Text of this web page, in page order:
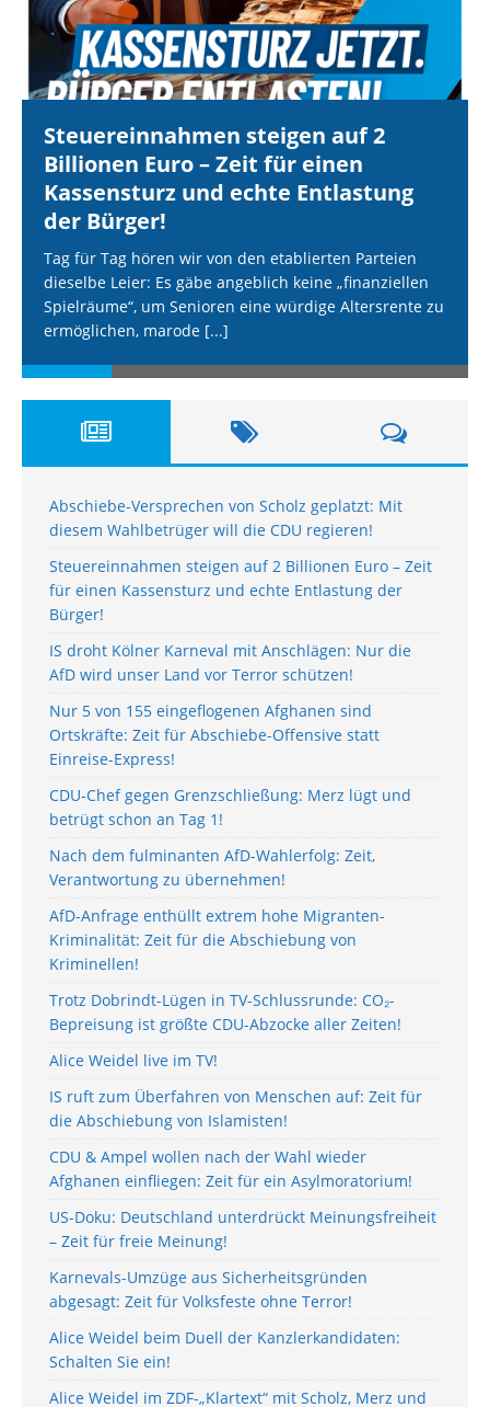
Steuereinnahmen steigen auf 2
Billionen Euro – Zeit für einen
Kassensturz und echte Entlastung
der Bürger!
Tag für Tag hören wir von den etablierten Parteien
dieselbe Leier: Es gäbe angeblich keine „finanziellen
Spielräume“, um Senioren eine würdige Altersrente zu
ermöglichen, marode [...]
Abschiebe-Versprechen von Scholz geplatzt: Mit
diesem Wahlbetrüger will die CDU regieren!
Steuereinnahmen steigen auf 2 Billionen Euro – Zeit
für einen Kassensturz und echte Entlastung der
Bürger!
IS droht Kölner Karneval mit Anschlägen: Nur die
AfD wird unser Land vor Terror schützen!
Nur 5 von 155 eingeflogenen Afghanen sind
Ortskräfte: Zeit für Abschiebe-Offensive statt
Einreise-Express!
CDU-Chef gegen Grenzschließung: Merz lügt und
betrügt schon an Tag 1!
Nach dem fulminanten AfD-Wahlerfolg: Zeit,
Verantwortung zu übernehmen!
AfD-Anfrage enthüllt extrem hohe Migranten-
Kriminalität: Zeit für die Abschiebung von
Kriminellen!
Trotz Dobrindt-Lügen in TV-Schlussrunde: CO₂-
Bepreisung ist größte CDU-Abzocke aller Zeiten!
Alice Weidel live im TV!
IS ruft zum Überfahren von Menschen auf: Zeit für
die Abschiebung von Islamisten!
CDU & Ampel wollen nach der Wahl wieder
Afghanen einfliegen: Zeit für ein Asylmoratorium!
US-Doku: Deutschland unterdrückt Meinungsfreiheit
– Zeit für freie Meinung!
Karnevals-Umzüge aus Sicherheitsgründen
abgesagt: Zeit für Volksfeste ohne Terror!
Alice Weidel beim Duell der Kanzlerkandidaten:
Schalten Sie ein!
Alice Weidel im ZDF-„Klartext“ mit Scholz, Merz und